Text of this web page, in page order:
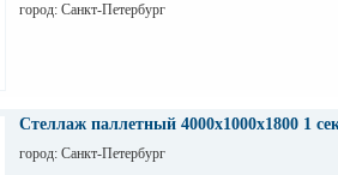
город: Санкт-Петербург
Стеллаж паллетный 4000х1000х1800 1
город: Санкт-Петербург